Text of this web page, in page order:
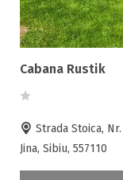
Cabana Rustik
Strada Stoica, Nr.
Jina, Sibiu, 557110